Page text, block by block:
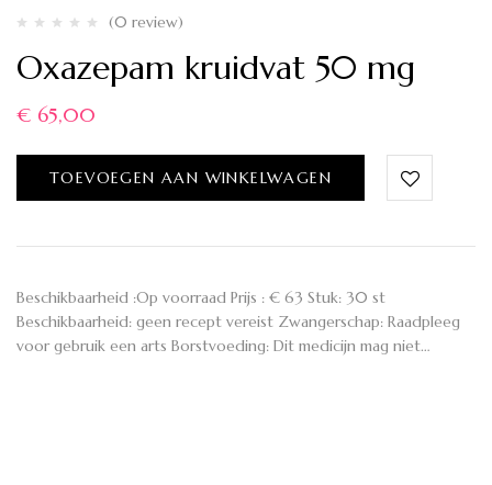
(0 review)
Oxazepam kruidvat 50 mg
€ 65,00
TOEVOEGEN AAN WINKELWAGEN
Beschikbaarheid :Op voorraad Prijs : € 63 Stuk: 30 st
Beschikbaarheid: geen recept vereist Zwangerschap: Raadpleeg
voor gebruik een arts Borstvoeding: Dit medicijn mag niet…